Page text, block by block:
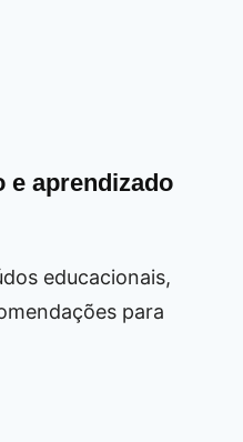
e aprendizado
educacionais,
para